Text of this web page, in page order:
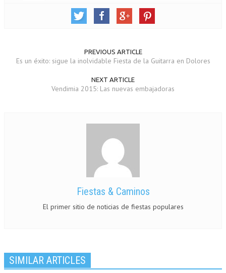
PREVIOUS ARTICLE
Es un éxito: sigue la inolvidable Fiesta de la Guitarra en Dolores
NEXT ARTICLE
Vendimia 2015: Las nuevas embajadoras
Fiestas & Caminos
El primer sitio de noticias de fiestas populares
SIMILAR ARTICLES